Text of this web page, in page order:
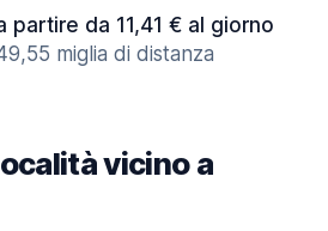
partire da 11,41 € al giorno
miglia di distanza
vicino a